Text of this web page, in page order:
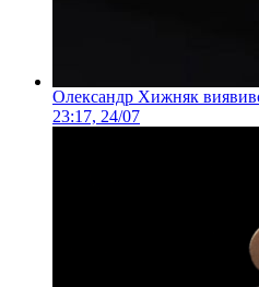
Олександр Хижняк
23:17, 24/07